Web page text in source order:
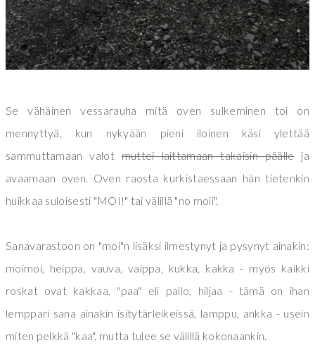
Se vähäinen vessarauha mitä oven sulkeminen toi on
mennyttyä, kun nykyään pieni iloinen käsi ylettää
sammuttamaan valot muttei laittamaan takaisin päälleja
avaamaan oven. Oven raosta kurkistaessaan hän tietenkin
huikkaa suloisesti "MOI!" tai välillä "no moii".
Sanavarastoon on "moi"n lisäksi ilmestynyt ja pysynyt ainakin:
moimoi, heippa, vauva, vaippa, kukka, kakka - myös kaikki
roskat ovat kakkaa, "paa" eli pallo, hiljaa - tämä on ihan
lemppari sana ainakin isitytärleikeissä, lamppu, ankka - usein
miten pelkkä "kaa", mutta tulee se välillä kokonaankin.